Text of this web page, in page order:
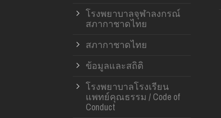
โรงพยาบาลจุฬาลงกรณ์
สภากาชาดไทย
สภากาชาดไทย
ข้อมูลและสถิติ
โรงพยาบาลโรงเรียน
แพทย์คุณธรรม / Code of
Conduct